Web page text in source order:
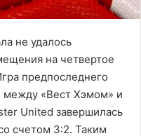
не удалось
на четвертое
предпоследнего
между «Вест Хэмом» и
United завершилась
счетом 3:2. Таким